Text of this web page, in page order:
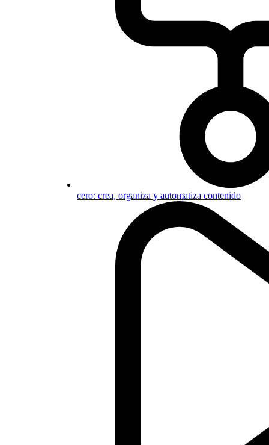
cero: crea, organiza y automatiza contenido